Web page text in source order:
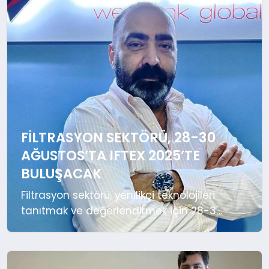
YAŞAM
FILTRASYON SEKTÖRÜ, 28-30
AĞUSTOS’TA IFTEX 2025’TE
BULUŞACAK
Filtrasyon sektörü, yenilikçi teknolojileri
tanıtmak ve değerlendirmek için 28-30
Ağustos 2025’te bir araya gelmeye
sektörünün ilk ve tek fuarı IFTEX 2025,